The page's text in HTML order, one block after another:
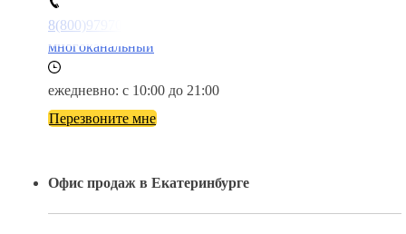
8(800)9797043
многоканальный
ежедневно: с 10:00 до 21:00
Перезвоните мне
Офис продаж в Екатеринбурге